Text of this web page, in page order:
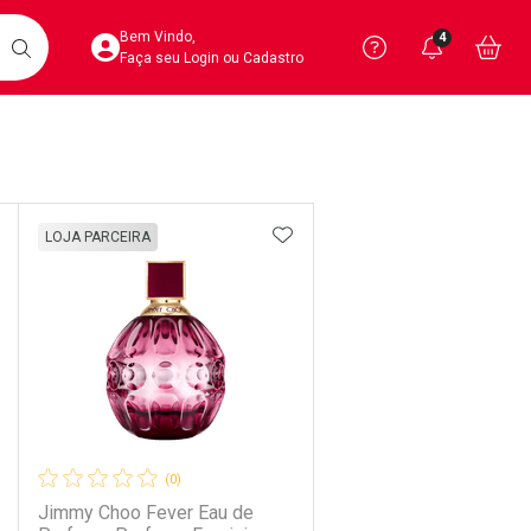
BUSCARAcesse sua Conta
Bem Vindo,
Faça seu Login ou Cadastro
Precisa
Ver Recursos
Você
4
AOS FAVORITOS
(0)
Jimmy Choo Fever Eau de
LOJA PARCEIRA ADICIONAR AOS